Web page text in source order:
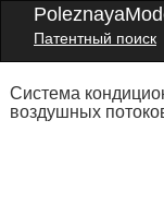
Патентный поиск
Система
воздушных